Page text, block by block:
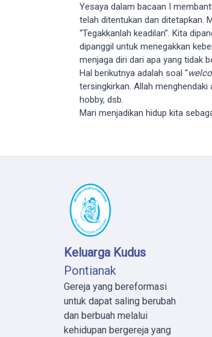
Yesaya dalam bacaan I
telah ditentukan dan ditetapkan.
“Tegakkanlah keadilan”. Kita
dipanggil untuk menegakkan
menjaga diri dari apa yang tidak
Hal berikutnya adalah soal “
tersingkirkan. Allah
hobby, dsb.
Mari menjadikan hidup kita
Keluarga Kudus
Pontianak
Gereja yang bereformasi
untuk dapat saling berubah
dan berbuah melalui
kehidupan bergereja yang